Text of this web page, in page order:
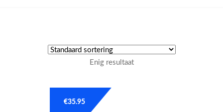
Tuning parts
Enig resultaat
€35.95